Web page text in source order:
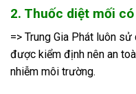
2. Thuốc diệt mối
=> Trung Gia Phát luôn
được kiểm định nên an
nhiễm môi trường.